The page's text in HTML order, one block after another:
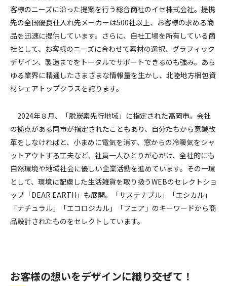
客様のニーズに沿った提案を行う総合商社のイセ株式会社。提携
先の全国優良仕入れ先メーカーは500社以上、お客様の求める商
品を迅速に提供しています。さらに、自社工場を所有している商
社として、お客様のニーズに合わせて素材の選択、グラフィック
デザイン、製造までをトータルでサポートできるのも強み。あら
ゆる業界に精通したさまざまな情報量を生かし、北陸地方梱包資
材シェアトップクラスを誇ります。
2024年８月、「脱炭素先行地域」に指定された高岡市。会社
の拠点がある同市が指定されたこともあり、自分たちから意識改
革をしなければと、小まめに電気を消す、窓からの冷暖気をシャ
ットアウトする工夫など、社員一人ひとりが心がけ、全社的にも
自然環境や地域社会に優しい企業活動を進めています。その一環
として、環境に配慮した生活雑貨を取り扱うWEBのセレクトショ
ップ「DEAR EARTH」も展開。「サステナブル」「エシカル」
「ナチュラル」「エコロジカル」「フェア」のキーワードから商
品設計されたものをセレクトしています。
お客様の想いをデザインに織り交ぜて！